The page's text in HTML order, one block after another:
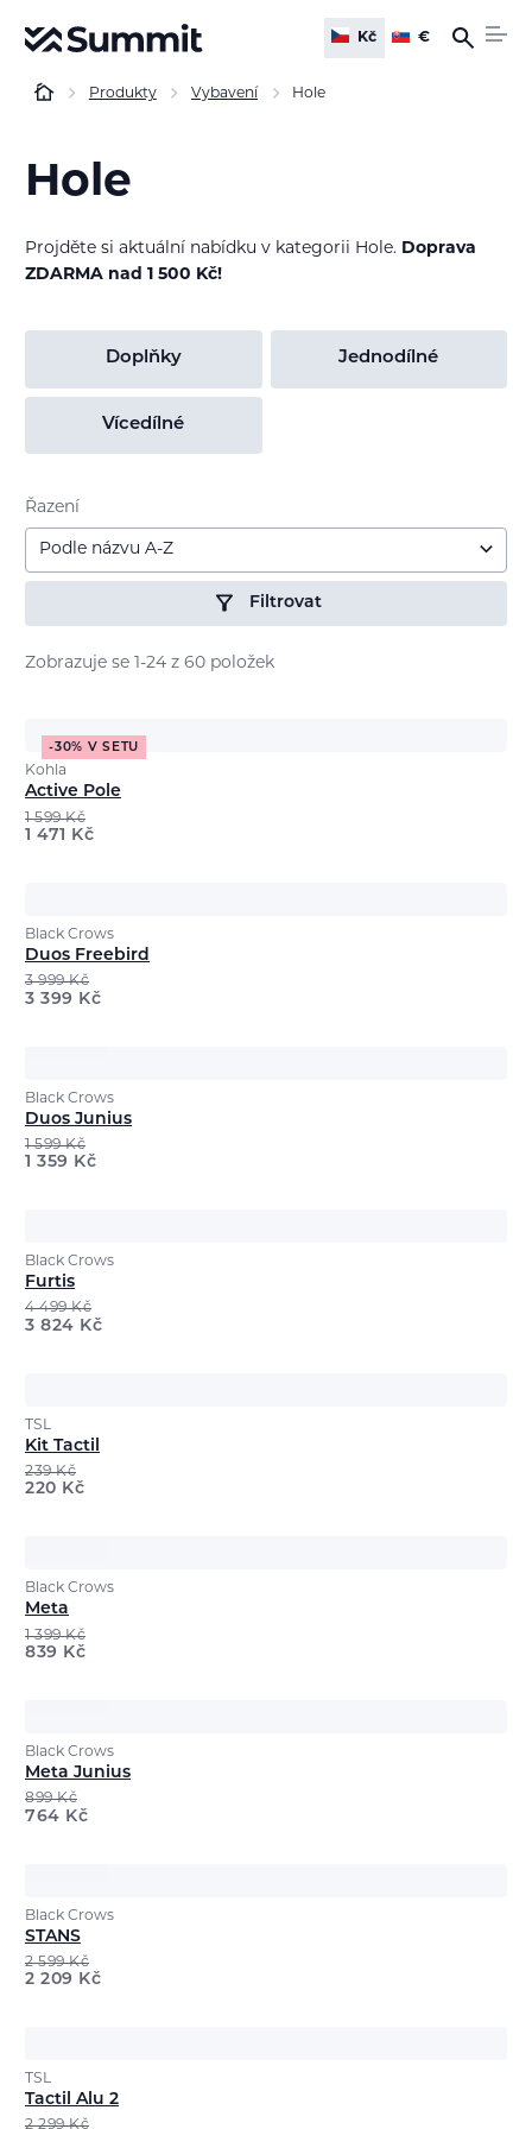
Kč €
Produkty Vybavení Hole
Hole
Projděte si aktuální nabídku v kategorii Hole. Doprava
ZDARMA nad 1 500 Kč!
Doplňky Jednodílné
Vícedílné
Řazení
Podle názvu A-Z
Filtrovat
Zobrazuje se 1-24 z 60 položek
-30% V SETU
Kohla
Active Pole
1 599Kč
1 471 Kč
Black Crows
Duos Freebird
3 999Kč
3 399 Kč
Black Crows
Duos Junius
1 599Kč
1 359 Kč
Black Crows
Furtis
4 499Kč
3 824 Kč
TSL
Kit Tactil
239Kč
220 Kč
Black Crows
Meta
1 399Kč
839 Kč
Black Crows
Meta Junius
899Kč
764 Kč
Black Crows
STANS
2 599Kč
2 209 Kč
TSL
Tactil Alu 2
2 299Kč